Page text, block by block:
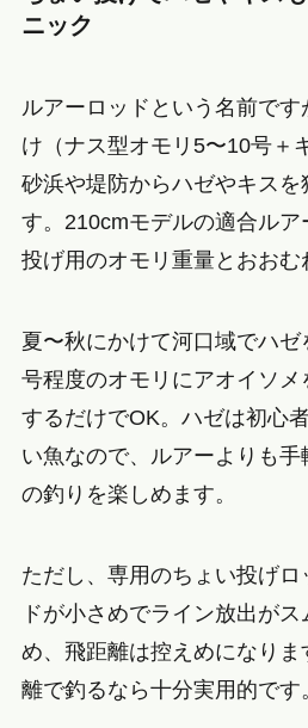
ニック
ルアーロッドという名前で
け（ナス型オモリ5〜10号＋
砂浜や堤防からハゼやキスを
す。210cmモデルの適合ル
投げ用のオモリ重量とおおむ
夏〜秋にかけて河口域でハ
号程度のオモリにアオイソ
するだけでOK。ハゼは初心
い魚なので、ルアーよりも
の釣りを楽しめます。
ただし、専用のちょい投げロ
ドが小さめでライン放出が
め、飛距離は控えめになり
離で釣るなら十分実用的です